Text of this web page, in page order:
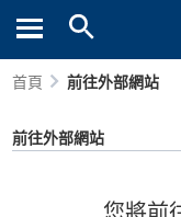
首頁 前往外部網站
前往外部網站